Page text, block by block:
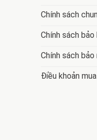
Chính sách
Chính sách
Chính sách bảo
Điều khoản